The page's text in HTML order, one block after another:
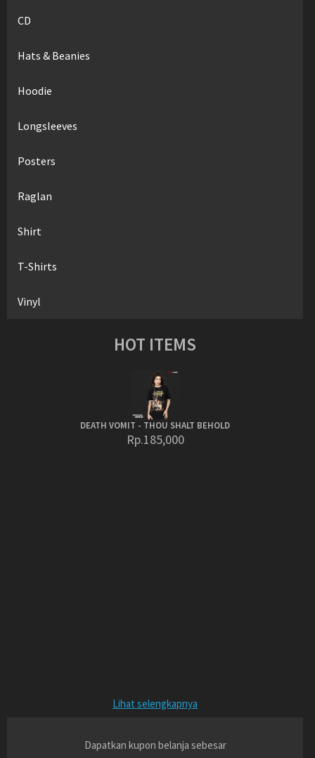
CD
Hats & Beanies
Hoodie
Longsleeves
Posters
Raglan
Shirt
T-Shirts
Vinyl
HOT ITEMS
DEATH VOMIT - THOU SHALT BEHOLD
Rp.185,000
Lihat selengkapnya
Dapatkan kupon belanja sebesar